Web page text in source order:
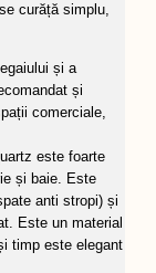
curăță simplu,
și a
și
comerciale,
este foarte
și baie. Este
anti stropi) și
Este un material
timp este elegant